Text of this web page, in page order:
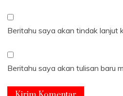
Beritahu saya akan tindak lanjut
Beritahu saya akan tulisan baru